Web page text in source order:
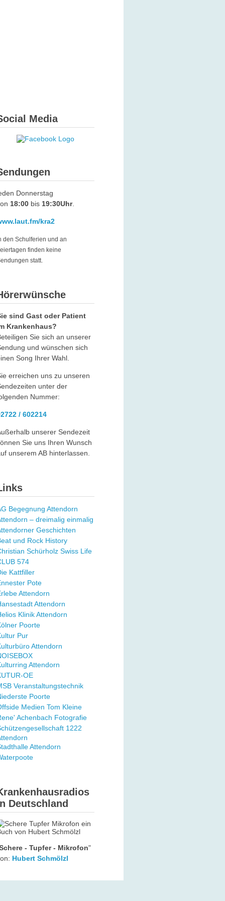
Media
Donnerstag
18:00 bis 19:30Uhr.
kra2
den Schulferien und an
finden keine
statt.
sind Gast oder Patient
Krankenhaus?
Sie sich an unserer
und wünschen sich
Song Ihrer Wahl.
erreichen uns zu unseren
unter der
Nummer:
/ 602214
unserer Sendezeit
Sie uns Ihren Wunsch
unserem AB hinterlassen.
Begegnung Attendorn
– dreimalig einmalig
Geschichten
und Rock History
Schürholz Swiss Life
574
Kattfiller
Pote
Attendorn
Attendorn
Klinik Attendorn
Poorte
Pur
Attendorn
Attendorn
OE
Veranstaltungstechnik
Poorte
Medien Tom Kleine
Achenbach Fotografie
1222
Attendorn
Deutschland
- Tupfer - Mikrofon"
Hubert Schmölzl